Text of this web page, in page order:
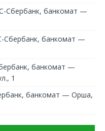
Сбербанк, банкомат —
Сбербанк, банкомат —
банкомат —
1
банкомат — Орша,